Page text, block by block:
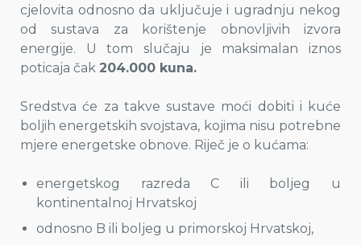
cjelovita odnosno da uključuje i ugradnju nekog
od sustava za korištenje obnovljivih izvora
energije. U tom slučaju je maksimalan iznos
poticaja čak 204.000 kuna.
Sredstva će za takve sustave moći dobiti i kuće
boljih energetskih svojstava, kojima nisu potrebne
mjere energetske obnove. Riječ je o kućama:
energetskog razreda C ili boljeg u
kontinentalnoj Hrvatskoj
odnosno B ili boljeg u primorskoj Hrvatskoj,